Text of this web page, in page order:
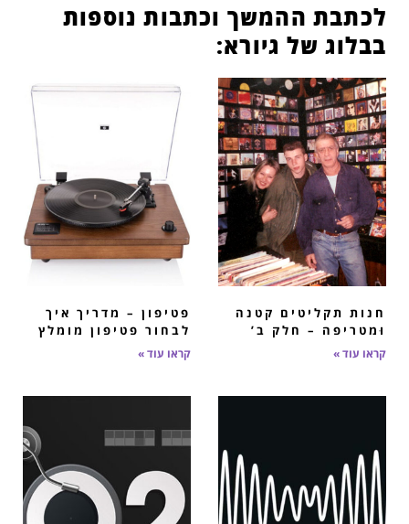
לכתבת ההמשך וכתבות נוספות
בבלוג של גיורא:
חנות תקליטים קטנה
וּמטריפה – חלק ב’​
קראו עוד »
פטיפון – מדריך איך
לבחור פטיפון מומלץ
קראו עוד »